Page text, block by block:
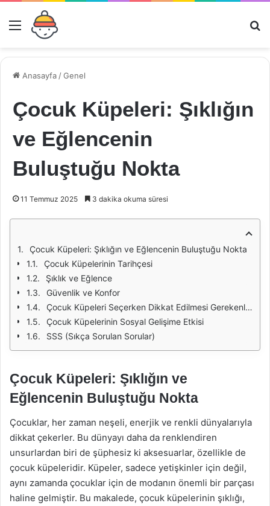
Menü
Anasayfa /Genel
Çocuk Küpeleri: Şıklığın
ve Eğlencenin
Buluştuğu Nokta
11 Temmuz 2025 3 dakika okuma süresi
Çocuk Küpeleri: Şıklığın ve Eğlencenin Buluştuğu Nokta
Çocuk Küpelerinin Tarihçesi
Şıklık ve Eğlence
Güvenlik ve Konfor
Çocuk Küpeleri Seçerken Dikkat Edilmesi Gerekenler
Çocuk Küpelerinin Sosyal Gelişime Etkisi
SSS (Sıkça Sorulan Sorular)
Çocuk Küpeleri: Şıklığın ve
Eğlencenin Buluştuğu Nokta
Çocuklar, her zaman neşeli, enerjik ve renkli dünyalarıyla
dikkat çekerler. Bu dünyayı daha da renklendiren
unsurlardan biri de şüphesiz ki aksesuarlar, özellikle de
çocuk küpeleridir. Küpeler, sadece yetişkinler için değil,
aynı zamanda çocuklar için de modanın önemli bir parçası
haline gelmiştir. Bu makalede, çocuk küpelerinin şıklığı,